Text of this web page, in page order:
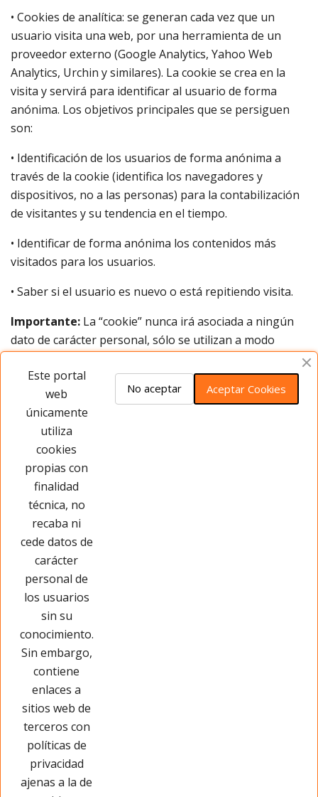
• Cookies de analítica: se generan cada vez que un
usuario visita una web, por una herramienta de un
proveedor externo (Google Analytics, Yahoo Web
Analytics, Urchin y similares). La cookie se crea en la
visita y servirá para identificar al usuario de forma
anónima. Los objetivos principales que se persiguen
son:
• Identificación de los usuarios de forma anónima a
través de la cookie (identifica los navegadores y
dispositivos, no a las personas) para la contabilización
de visitantes y su tendencia en el tiempo.
• Identificar de forma anónima los contenidos más
visitados para los usuarios.
• Saber si el usuario es nuevo o está repitiendo visita.
Importante: La “cookie” nunca irá asociada a ningún
dato de carácter personal, sólo se utilizan a modo
usabilidad del sitio.
La continuación de la navegación por esta página
supone la aceptación de las cookies utilizadas por la
misma. Le recordamos que puede configurar su
navegador para que no se instalen cookies, borrar las
ya existentes y/o eliminarlas antes de iniciar la
navegación por otras páginas del sitio web.
Páginas Legales
Este portal
web
únicamente
utiliza
cookies
propias con
finalidad
técnica, no
recaba ni
cede datos de
carácter
personal de
los usuarios
sin su
conocimiento.
Sin embargo,
contiene
enlaces a
sitios web de
terceros con
políticas de
privacidad
ajenas a la de
Aceptar Cookies
No aceptar